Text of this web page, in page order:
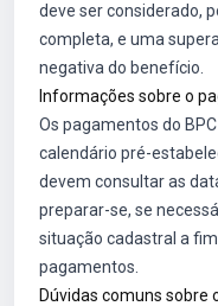
deve ser considerado,
completa, e uma
negativa do benefício.
Informações sobre o
Os pagamentos do
calendário pré-
devem consultar as
preparar-se, se
situação cadastral a
pagamentos.
Dúvidas comuns sobre